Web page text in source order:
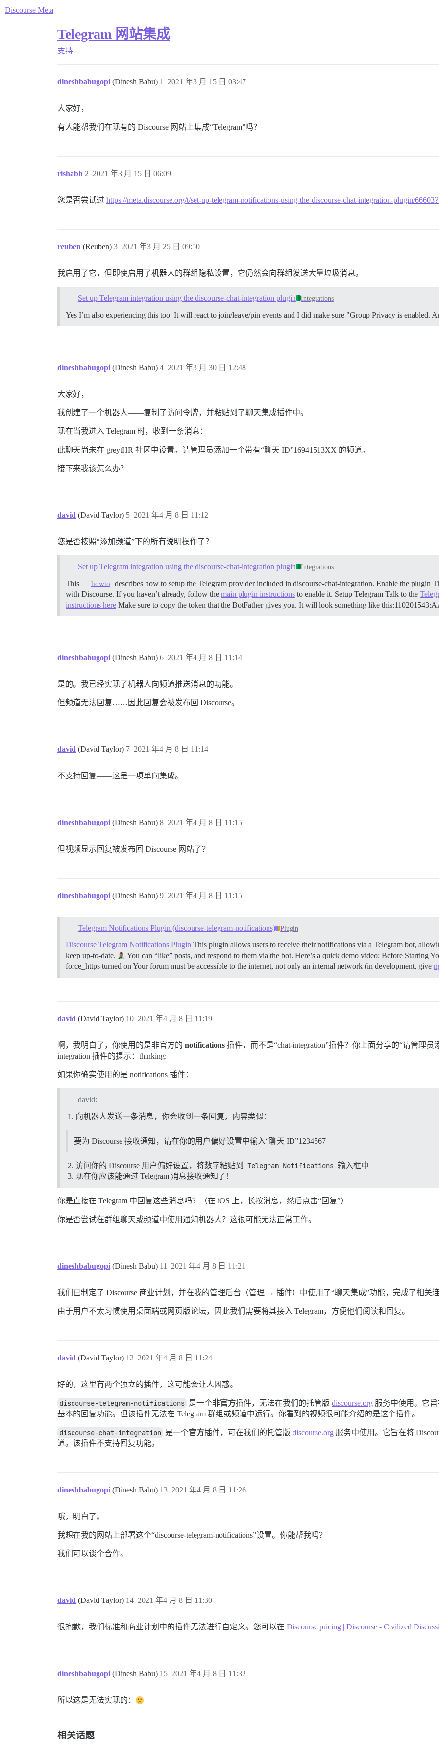
Discourse Meta
Telegram 网站集成
支持
dineshbabugopi (Dinesh Babu) 2021 年3 月 15 日 03:47
1
大家好，
有人能帮我们在现有的 Discourse 网站上集成“Telegram”吗？
rishabh 2021 年3 月 15 日 06:09
2
您是否尝试过 https://meta.discourse.org/t/set-up-telegram-notifications-using-the-discourse-chat-integration-plugin/66603
reuben (Reuben) 2021 年3 月 25 日 09:50
3
我启用了它，但即使启用了机器人的群组隐私设置，它仍然会向群组发送大量垃圾消息。
Set up Telegram integration using the discourse-chat-integration plugin Integrations
Yes I’m also experiencing this too. It will react to join/leave/pin events and I did make sure "Group Privacy is enabled.
dineshbabugopi (Dinesh Babu) 2021 年3 月 30 日 12:48
4
大家好，
我创建了一个机器人——复制了访问令牌，并粘贴到了聊天集成插件中。
现在当我进入 Telegram 时，收到一条消息：
此聊天尚未在 greytHR 社区中设置。请管理员添加一个带有“聊天 ID”16941513XX 的频道。
接下来我该怎么办？
david (David Taylor) 2021 年4 月 8 日 11:12
5
您是否按照“添加频道”下的所有说明操作了？
Set up Telegram integration using the discourse-chat-integration plugin Integrations
This howto describes how to setup the Telegram provider included in discourse-chat-integration. Enable the plugin
with Discourse. If you haven’t already, follow the main plugin instructions to enable it. Setup Telegram Talk to the
instructions here Make sure to copy the token that the BotFather gives you. It will look something like
dineshbabugopi (Dinesh Babu) 2021 年4 月 8 日 11:14
6
是的。我已经实现了机器人向频道推送消息的功能。
但频道无法回复……因此回复会被发布回 Discourse。
david (David Taylor) 2021 年4 月 8 日 11:14
7
不支持回复——这是一项单向集成。
dineshbabugopi (Dinesh Babu) 2021 年4 月 8 日 11:15
8
但视频显示回复被发布回 Discourse 网站了？
dineshbabugopi (Dinesh Babu) 2021 年4 月 8 日 11:15
9
Telegram Notifications Plugin (discourse-telegram-notifications) Plugin
Discourse Telegram Notifications Plugin This plugin allows users to receive their notifications via a Telegram bot,
keep up-to-date.
You can “like” posts, and respond to them via the bot. Here’s a quick demo video: Before Starting
force_https turned on Your forum must be accessible to the internet, not only an internal network (in development, give
david (David Taylor) 2021 年4 月 8 日 11:19
10
啊，我明白了，你使用的是非官方的 notifications 插件，而不是“chat-integration”插件？你上面分享的“请管理
integration 插件的提示：thinking:
如果你确实使用的是 notifications 插件：
david:
向机器人发送一条消息，你会收到一条回复，内容类似：
要为 Discourse 接收通知，请在你的用户偏好设置中输入“聊天 ID”1234567
访问你的 Discourse 用户偏好设置，将数字粘贴到 Telegram Notifications 输入框中
现在你应该能通过 Telegram 消息接收通知了！
你是直接在 Telegram 中回复这些消息吗？（在 iOS 上，长按消息，然后点击“回复”）
你是否尝试在群组聊天或频道中使用通知机器人？这很可能无法正常工作。
dineshbabugopi (Dinesh Babu) 2021 年4 月 8 日 11:21
11
我们已制定了 Discourse 商业计划，并在我的管理后台（管理 → 插件）中使用了“聊天集成”功能，完成了相关
由于用户不太习惯使用桌面端或网页版论坛，因此我们需要将其接入 Telegram，方便他们阅读和回复。
david (David Taylor) 2021 年4 月 8 日 11:24
12
好的，这里有两个独立的插件，这可能会让人困惑。
discourse-telegram-notifications 是一个非官方插件，无法在我们的托管版 discourse.org 服务中使用。它
基本的回复功能。但该插件无法在 Telegram 群组或频道中运行。你看到的视频很可能介绍的是这个插件。
discourse-chat-integration 是一个官方插件，可在我们的托管版 discourse.org 服务中使用。它旨在将
道。该插件不支持回复功能。
dineshbabugopi (Dinesh Babu) 2021 年4 月 8 日 11:26
13
哦，明白了。
我想在我的网站上部署这个“discourse-telegram-notifications”设置。你能帮我吗？
我们可以谈个合作。
david (David Taylor) 2021 年4 月 8 日 11:30
14
很抱歉，我们标准和商业计划中的插件无法进行自定义。您可以在 Discourse pricing | Discourse - Civilized
dineshbabugopi (Dinesh Babu) 2021 年4 月 8 日 11:32
15
所以这是无法实现的：
相关话题